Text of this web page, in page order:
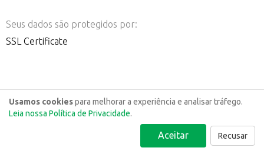
Usamos cookiespara melhorar a experiência e analisar tráfego.
Leia nossa Política de Privacidade.
Aceitar Recusar
Seus dados são protegidos por:
SSL Certificate